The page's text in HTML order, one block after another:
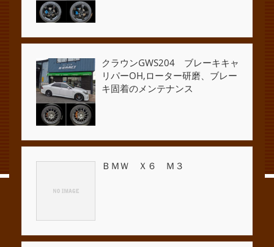
クラウンGWS204 ブレーキキャ
リパーOH,ローター研磨、ブレー
キ固着のメンテナンス
ＢＭＷ Ｘ６ Ｍ３